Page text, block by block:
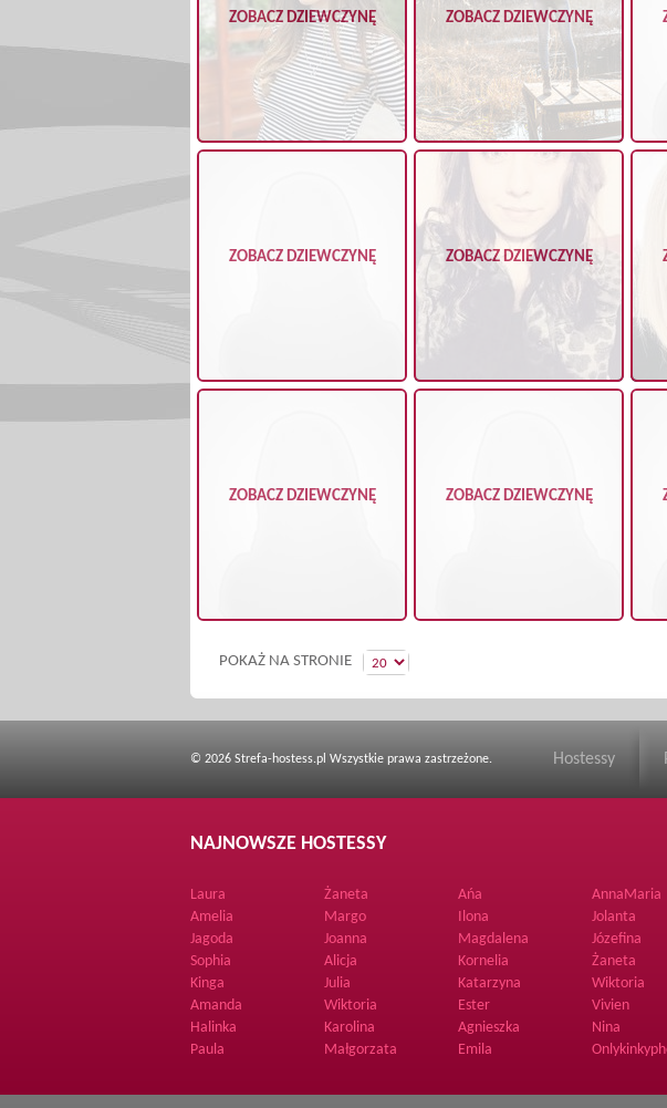
ZOBACZ DZIEWCZYNĘ ZOBACZ DZIEWCZYNĘ
ZOBACZ DZIEWCZYNĘ ZOBACZ DZIEWCZYNĘ
ZOBACZ DZIEWCZYNĘ ZOBACZ DZIEWCZYNĘ
POKAŻ NA STRONIE
© 2026 Strefa-hostess.pl Wszystkie prawa zastrzeżone. Hostessy
NAJNOWSZE HOSTESSY
Laura Żaneta Ańa
AnnaMaria
Amelia
Margo Ilona
Jolanta
Jagoda
Joanna Magdalena
Józefina
Sophia
Alicja Kornelia
Żaneta
Kinga
Julia Katarzyna
Wiktoria
Amanda
Wiktoria Ester
Vivien
Halinka
Karolina Agnieszka
Nina
Paula
Małgorzata Emila